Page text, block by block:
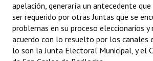
apelación, generaría un antecedente
ser requerido por otras Juntas que se
problemas en su proceso eleccionarios y
acuerdo con lo resuelto por los canales
lo son la Junta Electoral Municipal, y el